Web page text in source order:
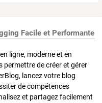
Facile et Performante
ligne, moderne et en
de créer et gérer
lancez votre blog
de compétences
et partagez facilement